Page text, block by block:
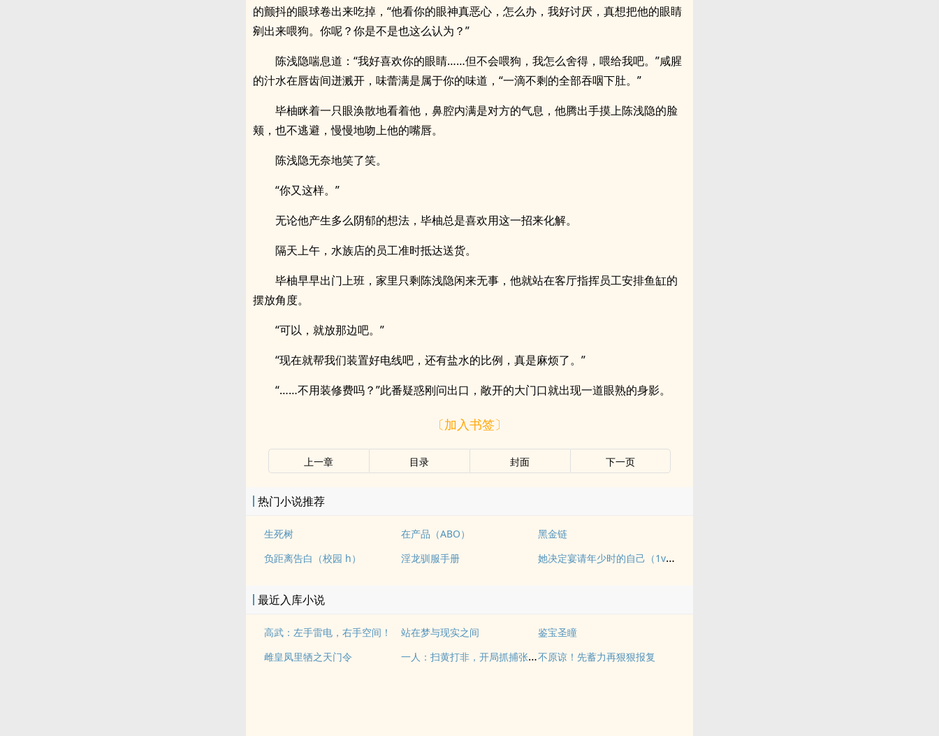
的颤抖的眼球卷出来吃掉，“他看你的眼神真恶心，怎么办，我好讨厌，真想把他的眼睛
剜出来喂狗。你呢？你是不是也这么认为？”
陈浅隐喘息道：“我好喜欢你的眼睛……但不会喂狗，我怎么舍得，喂给我吧。”咸腥
的汁水在唇齿间迸溅开，味蕾满是属于你的味道，“一滴不剩的全部吞咽下肚。”
毕柚眯着一只眼涣散地看着他，鼻腔内满是对方的气息，他腾出手摸上陈浅隐的脸
颊，也不逃避，慢慢地吻上他的嘴唇。
陈浅隐无奈地笑了笑。
“你又这样。”
无论他产生多么阴郁的想法，毕柚总是喜欢用这一招来化解。
隔天上午，水族店的员工准时抵达送货。
毕柚早早出门上班，家里只剩陈浅隐闲来无事，他就站在客厅指挥员工安排鱼缸的
摆放角度。
“可以，就放那边吧。”
“现在就帮我们装置好电线吧，还有盐水的比例，真是麻烦了。”
“……不用装修费吗？”此番疑惑刚问出口，敞开的大门口就出现一道眼熟的身影。
〔加入书签〕
上一章 目录 封面 下一页
热门小说推荐
生死树 在产品（ABO）
黑金链
负距离告白（校园 h）
淫龙驯服手册 她决定宴请年少时的自己（1v1H）
最近入库小说
高武：左手雷电，右手空间！ 站在梦与现实之间
鉴宝圣瞳
雌皇凤里牺之天门令
一人：扫黄打非，开局抓捕张灵玉不原谅！先蓄力再狠狠报复